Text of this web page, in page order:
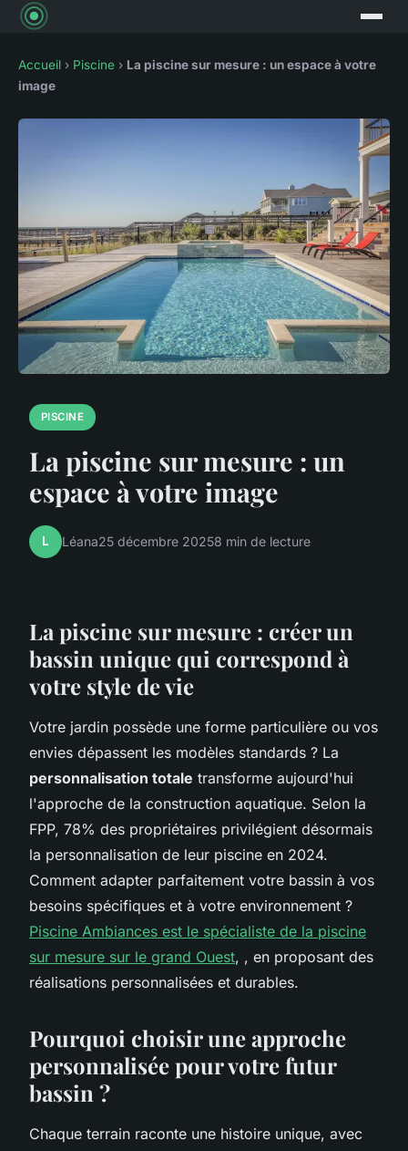
Accueil › Piscine › La piscine sur mesure : un espace à votre
image
PISCINE
La piscine sur mesure : un
espace à votre image
L Léana25 décembre 20258 min de lecture
La piscine sur mesure : créer un
bassin unique qui correspond à
votre style de vie
Votre jardin possède une forme particulière ou vos
envies dépassent les modèles standards ? La
personnalisation totale transforme aujourd'hui
l'approche de la construction aquatique. Selon la
FPP, 78% des propriétaires privilégient désormais
la personnalisation de leur piscine en 2024.
Comment adapter parfaitement votre bassin à vos
besoins spécifiques et à votre environnement ?
Piscine Ambiances est le spécialiste de la piscine
sur mesure sur le grand Ouest, , en proposant des
réalisations personnalisées et durables.
Pourquoi choisir une approche
personnalisée pour votre futur
bassin ?
Chaque terrain raconte une histoire unique, avec